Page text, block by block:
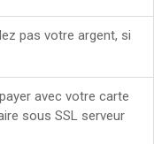
pas votre argent, si
avec votre carte
sous SSL serveur